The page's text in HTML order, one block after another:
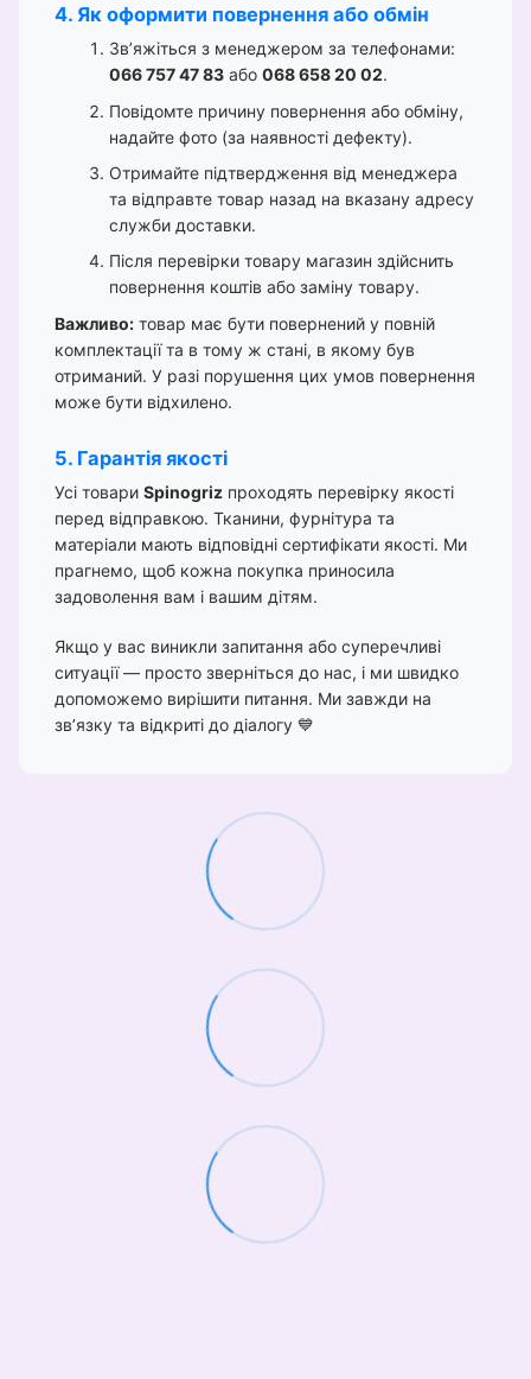
4. Як оформити повернення або обмін
Зв’яжіться з менеджером за телефонами:
066 757 47 83 або 068 658 20 02.
Повідомте причину повернення або обміну,
надайте фото (за наявності дефекту).
Отримайте підтвердження від менеджера
та відправте товар назад на вказану адресу
служби доставки.
Після перевірки товару магазин здійснить
повернення коштів або заміну товару.
Важливо: товар має бути повернений у повній
комплектації та в тому ж стані, в якому був
отриманий. У разі порушення цих умов повернення
може бути відхилено.
5. Гарантія якості
Усі товари Spinogriz проходять перевірку якості
перед відправкою. Тканини, фурнітура та
матеріали мають відповідні сертифікати якості. Ми
прагнемо, щоб кожна покупка приносила
задоволення вам і вашим дітям.
Якщо у вас виникли запитання або суперечливі
ситуації — просто зверніться до нас, і ми швидко
допоможемо вирішити питання. Ми завжди на
зв’язку та відкриті до діалогу 💙